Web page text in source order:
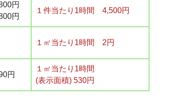
円
円
１件当たり1時間 4,500円
１㎡当たり1時間 2円
円
１㎡当たり1時間
(表示面積) 530円